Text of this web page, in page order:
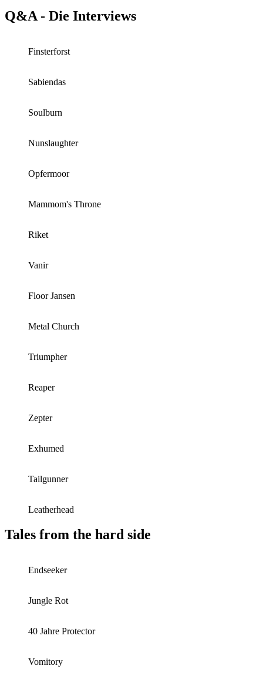
Q&A - Die Interviews
Finsterforst
Sabiendas
Soulburn
Nunslaughter
Opfermoor
Mammom's Throne
Riket
Vanir
Floor Jansen
Metal Church
Triumpher
Reaper
Zepter
Exhumed
Tailgunner
Leatherhead
Tales from the hard side
Endseeker
Jungle Rot
40 Jahre Protector
Vomitory